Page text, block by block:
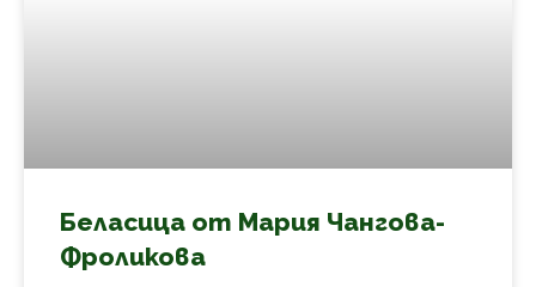
Беласица от Мария Чангова-
Фроликова